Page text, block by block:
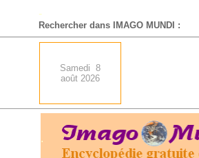
-
Rechercher dans IMAGO MUNDI :
Samedi 8
août 2026
.